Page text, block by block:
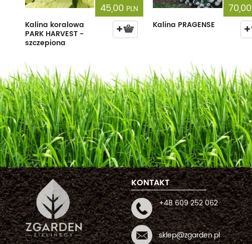
45,00 PLN
Kalina koralowa
PARK HARVEST -
szczepiona
70,00
Kalina PRAGENSE
KONTAKT
+48 609 252 062
sklep@zgarden.pl